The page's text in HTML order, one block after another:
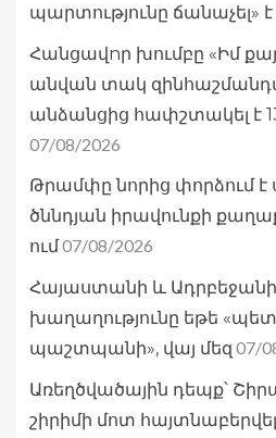
պարտությունը ճանաչել» է
Հանցավnր խումբը «Իմ
անվան տակ
անձանցից հափշտակել է
07/08/2026
Թրամփը նորից փորձում
ծննդյան իրավունքի
ում07/08/2026
Հայաստանի և
խաղաղությունը եթե
պաշտպանի», վայ մեզ 07/
Առեղծվածային դեպք՝
շիրիմի մոտ